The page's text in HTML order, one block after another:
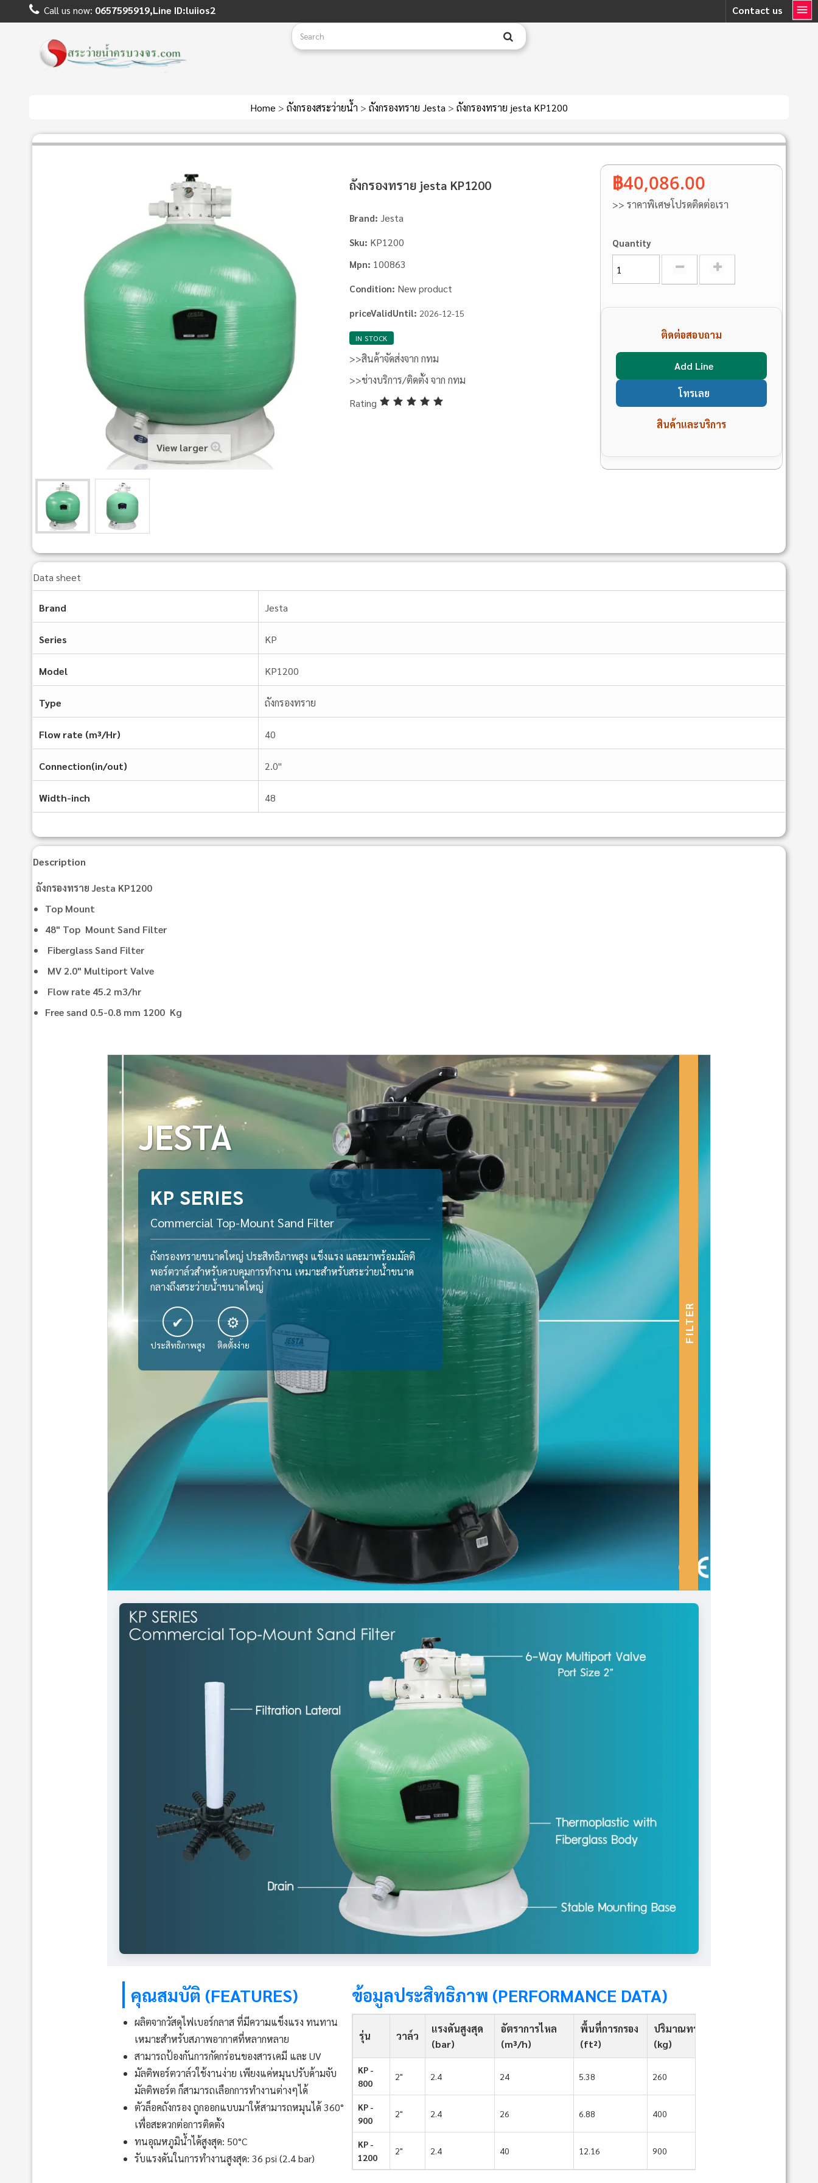
Contact us
Call us now: 0657595919,Line ID:luiios2
Home > ถังกรองสระว่ายน้ำ > ถังกรองทราย Jesta > ถังกรองทราย jesta KP1200
View larger
ถังกรองทราย jesta KP1200
Brand: Jesta
Sku: KP1200
Mpn: 100863
Condition: New product
priceValidUntil: 2026-12-15
IN STOCK
>>สินค้าจัดส่งจาก กทม
>>ช่างบริการ/ติดตั้ง จาก กทม
Rating
฿40,086.00
>> ราคาพิเศษโปรดติดต่อเรา
Quantity
ติดต่อสอบถาม
Add Line
โทรเลย
สินค้าและบริการ
Data sheet
Brand Jesta
Series KP
Model KP1200
Type ถังกรองทราย
Flow rate (m³/Hr) 40
Connection(in/out) 2.0"
Width-inch 48
Description
ถังกรองทราย Jesta KP1200
Top Mount
48" Top Mount Sand Filter
Fiberglass Sand Filter
MV 2.0" Multiport Valve
Flow rate 45.2 m3/hr
Free sand 0.5-0.8 mm 1200 Kg
JESTA
KP SERIES
Commercial Top-Mount Sand Filter
ถังกรองทรายขนาดใหญ่ ประสิทธิภาพสูง แข็งแรง และมาพร้อมมัลติ
พอร์ตวาล์วสำหรับควบคุมการทำงาน เหมาะสำหรับสระว่ายน้ำขนาด
กลางถึงสระว่ายน้ำขนาดใหญ่
✔
ประสิทธิภาพสูง
⚙
ติดตั้งง่าย
FILTER
คุณสมบัติ (FEATURES)
ผลิตจากวัสดุไฟเบอร์กลาส ที่มีความแข็งแรง ทนทาน
เหมาะสำหรับสภาพอากาศที่หลากหลาย
สามารถป้องกันการกัดกร่อนของสารเคมี และ UV
มัลติพอร์ตวาล์วใช้งานง่าย เพียงแค่หมุนปรับด้ามจับ
มัลติพอร์ต ก็สามารถเลือกการทำงานต่างๆได้
ตัวล็อคถังกรอง ถูกออกแบบมาให้สามารถหมุนได้ 360°
เพื่อสะดวกต่อการติดตั้ง
ทนอุณหภูมิน้ำได้สูงสุด: 50°C
รับแรงดันในการทำงานสูงสุด: 36 psi (2.4 bar)
ข้อมูลประสิทธิภาพ (PERFORMANCE DATA)
รุ่น วาล์ว
แรงดันสูงสุด
(bar)
อัตราการไหล
(m³/h)
พื้นที่การกรอง
(ft²)
ปริมาณทราย
(kg)
KP -
800
2" 2.4 24 5.38 260
KP -
900
2" 2.4 26 6.88 400
KP -
1200
2" 2.4 40 12.16 900